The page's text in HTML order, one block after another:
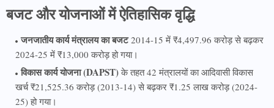
बजट और योजनाओं में ऐतिहासिक वृद्धि
जनजातीय कार्य मंत्रालय का बजट2014-15 में ₹4,497.96 करोड़ से बढ़कर
2024-25 में ₹13,000 करोड़ हो गया।
विकास कार्य योजना (DAPST)के तहत 42 मंत्रालयों का आदिवासी विकास
खर्च ₹21,525.36 करोड़ (2013-14) से बढ़कर ₹1.25 लाख करोड़ (2024-
25) हो गया।